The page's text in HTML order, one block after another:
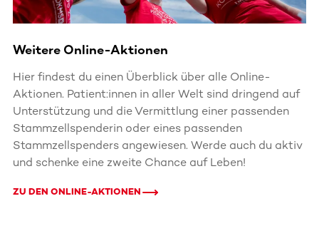
Weitere Online-Aktionen
Hier findest du einen Überblick über alle Online-
Aktionen. Patient:innen in aller Welt sind dringend auf
Unterstützung und die Vermittlung einer passenden
Stammzellspenderin oder eines passenden
Stammzellspenders angewiesen. Werde auch du aktiv
und schenke eine zweite Chance auf Leben!
ZU DEN ONLINE-AKTIONEN